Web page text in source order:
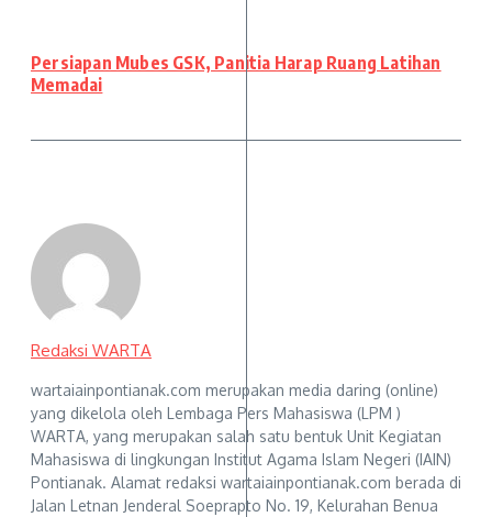
Persiapan Mubes GSK, Panitia Harap Ruang Latihan
Memadai
Redaksi WARTA
wartaiainpontianak.com merupakan media daring (online)
yang dikelola oleh Lembaga Pers Mahasiswa (LPM )
WARTA, yang merupakan salah satu bentuk Unit Kegiatan
Mahasiswa di lingkungan Institut Agama Islam Negeri (IAIN)
Pontianak. Alamat redaksi wartaiainpontianak.com berada di
Jalan Letnan Jenderal Soeprapto No. 19, Kelurahan Benua